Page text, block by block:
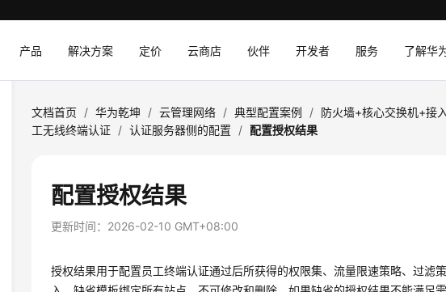
产品 解决方案 定价 云商店 伙伴 开发者 服务 了解华
文档首页 / 华为乾坤 / 云管理网络 / 典型配置案例 / 防火墙+核心交换机+接
工无线终端认证 / 认证服务器侧的配置 / 配置授权结果
配置授权结果
更新时间： 2026-02-10 GMT+08:00
授权结果用于配置员工终端认证通过后所获得的权限集、流量限速策略、过滤